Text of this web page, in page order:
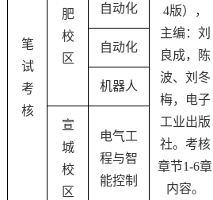
笔
试
考
核
肥
校
区
自动化
4版），
主编：刘
良成，陈
波、刘冬
梅，电子
工业出版
社。考核
章节1-6章
内容。
自动化
机器人
宣
城
校
区
电气工
程与智
能控制